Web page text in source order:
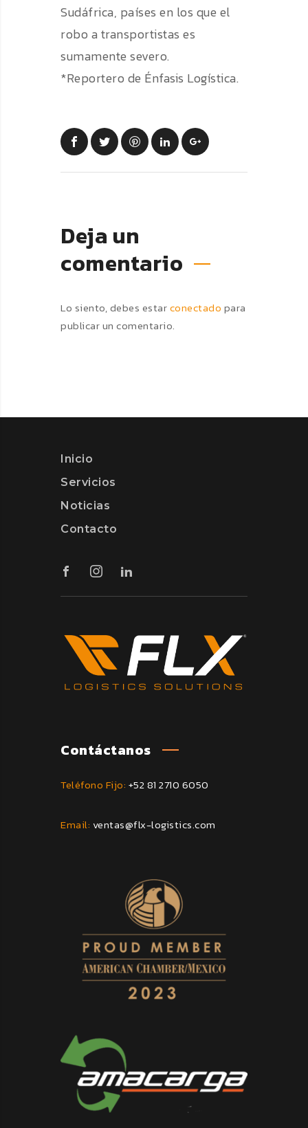
Sudáfrica, países en los que el
robo a transportistas es
sumamente severo.
*Reportero de Énfasis Logística.
Deja un
comentario
Lo siento, debes estarconectado para
publicar un comentario.
Inicio
Servicios
Noticias
Contacto
Contáctanos
Teléfono Fijo: +52 81 2710 6050
Email: ventas@flx-logistics.com